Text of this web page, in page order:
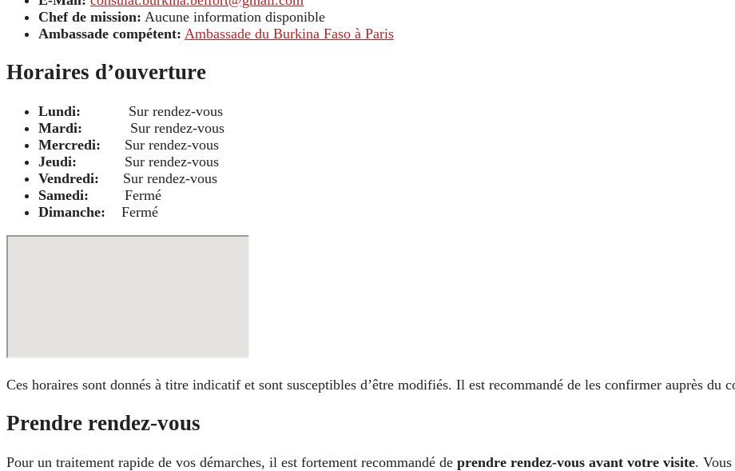
Chef de mission: Aucune information disponible
Ambassade compétent: Ambassade du Burkina Faso à Paris
Horaires d’ouverture
Lundi: Sur rendez-vous
Mardi: Sur rendez-vous
Mercredi: Sur rendez-vous
Jeudi: Sur rendez-vous
Vendredi: Sur rendez-vous
Samedi: Fermé
Dimanche: Fermé
Ces horaires sont donnés à titre indicatif et sont susceptibles d’être modifiés. Il est recommandé de les confirmer auprès du
Prendre rendez-vous
Pour un traitement rapide de vos démarches, il est fortement recommandé de prendre rendez-vous avant votre visite.